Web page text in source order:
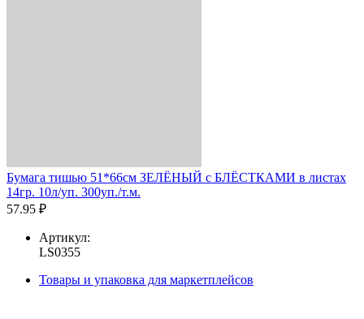
Бумага тишью 51*66см ЗЕЛЁНЫЙ с БЛЁСТКАМИ в листах
14гр. 10л/уп. 300уп./т.м.
57.95 ₽
Артикул:
LS0355
Товары и упаковка для маркетплейсов